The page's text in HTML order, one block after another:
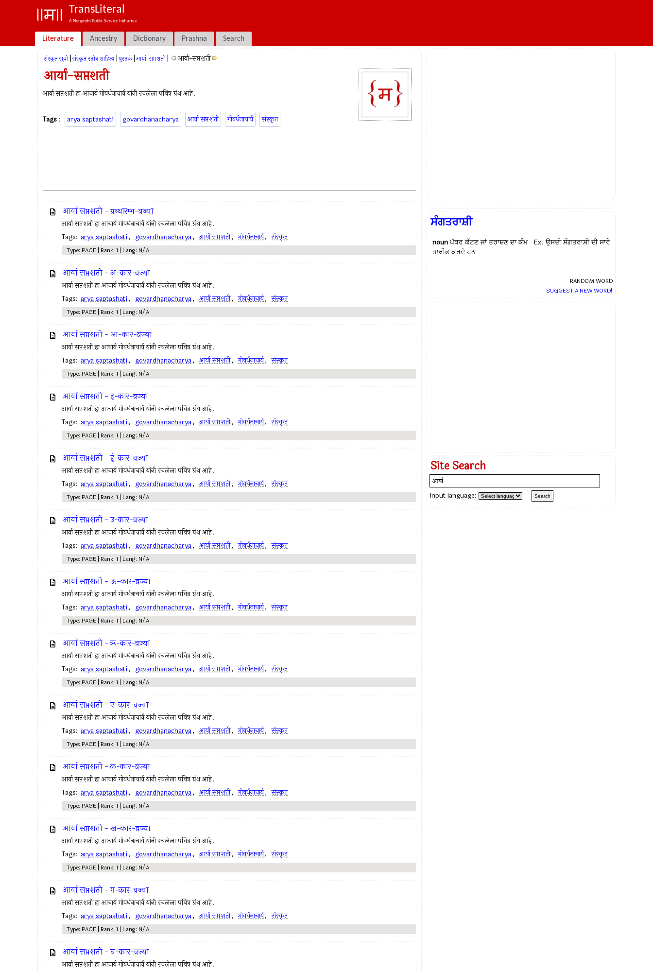
TransLiteral
A Nonprofit Public Service Initiative.
Literature Ancestry Dictionary Prashna Search
संस्कृत सूची संस्कृत स्तोत्र साहित्य पुस्तकं आर्या-सप्तशती आर्या-सप्तशती
आर्या-सप्तशती
आर्या सप्तशती हा आचार्य गोवर्धनाचार्य यांनी रचलेला पवित्र ग्रंथ आहे.
Tags : arya saptashati govardhanacharya आर्या सप्तशती गोवर्धनाचार्य संस्कृत
आर्या सप्तशती - ग्रन्थारम्भ-व्रज्या
आर्या सप्तशती हा आचार्य गोवर्धनाचार्य यांनी रचलेला पवित्र ग्रंथ आहे.
Tags: arya saptashati, govardhanacharya, आर्या सप्तशती, गोवर्धनाचार्य, संस्कृत
Type: PAGE | Rank: 1 | Lang: N/A
आर्या सप्तशती - अ-कार-व्रज्या
आर्या सप्तशती हा आचार्य गोवर्धनाचार्य यांनी रचलेला पवित्र ग्रंथ आहे.
Tags: arya saptashati, govardhanacharya, आर्या सप्तशती, गोवर्धनाचार्य, संस्कृत
Type: PAGE | Rank: 1 | Lang: N/A
आर्या सप्तशती - आ-कार-व्रज्या
आर्या सप्तशती हा आचार्य गोवर्धनाचार्य यांनी रचलेला पवित्र ग्रंथ आहे.
Tags: arya saptashati, govardhanacharya, आर्या सप्तशती, गोवर्धनाचार्य, संस्कृत
Type: PAGE | Rank: 1 | Lang: N/A
आर्या सप्तशती - इ-कार-व्रज्या
आर्या सप्तशती हा आचार्य गोवर्धनाचार्य यांनी रचलेला पवित्र ग्रंथ आहे.
Tags: arya saptashati, govardhanacharya, आर्या सप्तशती, गोवर्धनाचार्य, संस्कृत
Type: PAGE | Rank: 1 | Lang: N/A
आर्या सप्तशती - ई-कार-व्रज्या
आर्या सप्तशती हा आचार्य गोवर्धनाचार्य यांनी रचलेला पवित्र ग्रंथ आहे.
Tags: arya saptashati, govardhanacharya, आर्या सप्तशती, गोवर्धनाचार्य, संस्कृत
Type: PAGE | Rank: 1 | Lang: N/A
आर्या सप्तशती - उ-कार-व्रज्या
आर्या सप्तशती हा आचार्य गोवर्धनाचार्य यांनी रचलेला पवित्र ग्रंथ आहे.
Tags: arya saptashati, govardhanacharya, आर्या सप्तशती, गोवर्धनाचार्य, संस्कृत
Type: PAGE | Rank: 1 | Lang: N/A
आर्या सप्तशती - ऊ-कार-व्रज्या
आर्या सप्तशती हा आचार्य गोवर्धनाचार्य यांनी रचलेला पवित्र ग्रंथ आहे.
Tags: arya saptashati, govardhanacharya, आर्या सप्तशती, गोवर्धनाचार्य, संस्कृत
Type: PAGE | Rank: 1 | Lang: N/A
आर्या सप्तशती - ऋ-कार-व्रज्या
आर्या सप्तशती हा आचार्य गोवर्धनाचार्य यांनी रचलेला पवित्र ग्रंथ आहे.
Tags: arya saptashati, govardhanacharya, आर्या सप्तशती, गोवर्धनाचार्य, संस्कृत
Type: PAGE | Rank: 1 | Lang: N/A
आर्या सप्तशती - ए-कार-व्रज्या
आर्या सप्तशती हा आचार्य गोवर्धनाचार्य यांनी रचलेला पवित्र ग्रंथ आहे.
Tags: arya saptashati, govardhanacharya, आर्या सप्तशती, गोवर्धनाचार्य, संस्कृत
Type: PAGE | Rank: 1 | Lang: N/A
आर्या सप्तशती - क-कार-व्रज्या
आर्या सप्तशती हा आचार्य गोवर्धनाचार्य यांनी रचलेला पवित्र ग्रंथ आहे.
Tags: arya saptashati, govardhanacharya, आर्या सप्तशती, गोवर्धनाचार्य, संस्कृत
Type: PAGE | Rank: 1 | Lang: N/A
आर्या सप्तशती - ख-कार-व्रज्या
आर्या सप्तशती हा आचार्य गोवर्धनाचार्य यांनी रचलेला पवित्र ग्रंथ आहे.
Tags: arya saptashati, govardhanacharya, आर्या सप्तशती, गोवर्धनाचार्य, संस्कृत
Type: PAGE | Rank: 1 | Lang: N/A
आर्या सप्तशती - ग-कार-व्रज्या
आर्या सप्तशती हा आचार्य गोवर्धनाचार्य यांनी रचलेला पवित्र ग्रंथ आहे.
Tags: arya saptashati, govardhanacharya, आर्या सप्तशती, गोवर्धनाचार्य, संस्कृत
Type: PAGE | Rank: 1 | Lang: N/A
आर्या सप्तशती - घ-कार-व्रज्या
आर्या सप्तशती हा आचार्य गोवर्धनाचार्य यांनी रचलेला पवित्र ग्रंथ आहे.
ਸੰਗਤਰਾਸ਼ੀ
nounਪੱਥਰ ਕੱਟਣ ਜਾਂ ਤਰਾਸ਼ਣ ਦਾ ਕੰਮ Ex. ਉਸਦੀ ਸੰਗਤਰਾਸ਼ੀ ਦੀ ਸਾਰੇ
ਤਾਰੀਫ਼ ਕਰਦੇ ਹਨ
RANDOM WORD
SUGGEST A NEW WORD!
Site Search
Input language: